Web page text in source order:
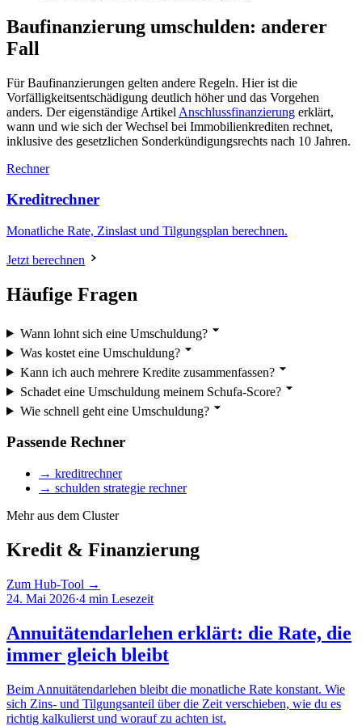
Baufinanzierung umschulden: anderer
Fall
Für Baufinanzierungen gelten andere Regeln. Hier ist die
Vorfälligkeitsentschädigung deutlich höher und das Vorgehen
anders. Der eigenständige Artikel Anschlussfinanzierung erklärt,
wann und wie sich der Wechsel bei Immobilienkrediten rechnet,
inklusive des gesetzlichen Sonderkündigungsrechts nach 10 Jahren.
Rechner
Kreditrechner
Monatliche Rate, Zinslast und Tilgungsplan berechnen.
Jetzt berechnen
Häufige Fragen
Wann lohnt sich eine Umschuldung?
Was kostet eine Umschuldung?
Kann ich auch mehrere Kredite zusammenfassen?
Schadet eine Umschuldung meinem Schufa-Score?
Wie schnell geht eine Umschuldung?
Passende Rechner
→ kreditrechner
→ schulden strategie rechner
Mehr aus dem Cluster
Kredit & Finanzierung
Zum Hub-Tool →
24. Mai 2026·4 min Lesezeit
Annuitätendarlehen erklärt: die Rate, die
immer gleich bleibt
Beim Annuitätendarlehen bleibt die monatliche Rate konstant. Wie
sich Zins- und Tilgungsanteil über die Zeit verschieben, wie du es
richtig kalkulierst und worauf zu achten ist.